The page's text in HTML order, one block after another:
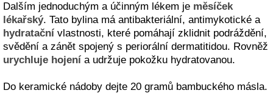
Dalším jednoduchým a účinným lékem je měsíček
lékařský. Tato bylina má antibakteriální, antimykotické a
hydratační vlastnosti, které pomáhají zklidnit podráždění,
svědění a zánět spojený s periorální dermatitidou. Rovněž
urychluje hojení a udržuje pokožku hydratovanou.
Do keramické nádoby dejte 20 gramů bambuckého másla.